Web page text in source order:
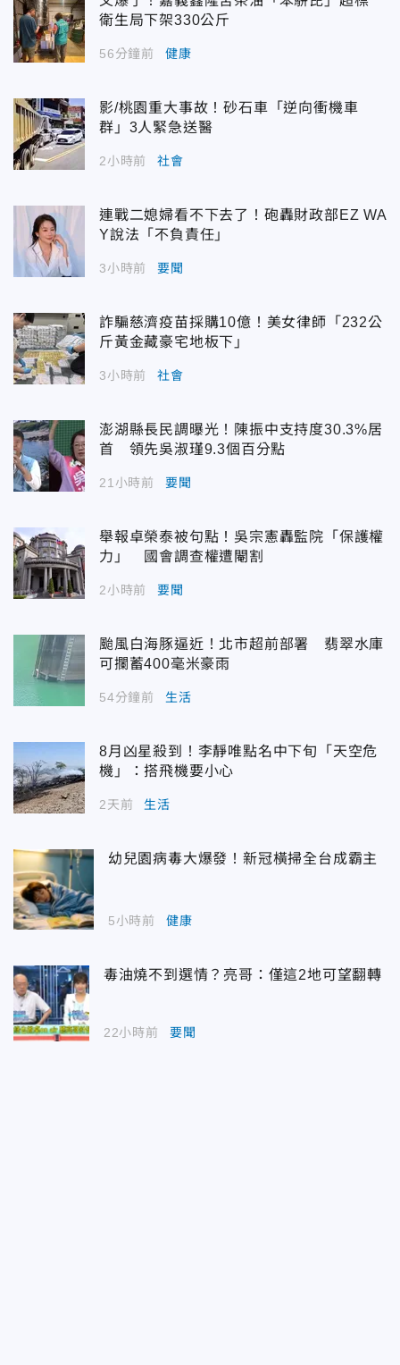
衛生局下架330公斤
56分鐘前 健康
影/桃園重大事故！砂石車「逆向衝機車
群」3人緊急送醫
2小時前 社會
連戰二媳婦看不下去了！砲轟財政部EZ WA
Y說法「不負責任」
3小時前 要聞
詐騙慈濟疫苗採購10億！美女律師「232公
斤黃金藏豪宅地板下」
3小時前 社會
澎湖縣長民調曝光！陳振中支持度30.3%居
首 領先吳淑瑾9.3個百分點
21小時前 要聞
舉報卓榮泰被句點！吳宗憲轟監院「保護權
力」 國會調查權遭閹割
2小時前 要聞
颱風白海豚逼近！北市超前部署 翡翠水庫
可攔蓄400毫米豪雨
54分鐘前 生活
8月凶星殺到！李靜唯點名中下旬「天空危
機」：搭飛機要小心
2天前 生活
幼兒園病毒大爆發！新冠橫掃全台成霸主
5小時前 健康
毒油燒不到選情？亮哥：僅這2地可望翻轉
22小時前 要聞